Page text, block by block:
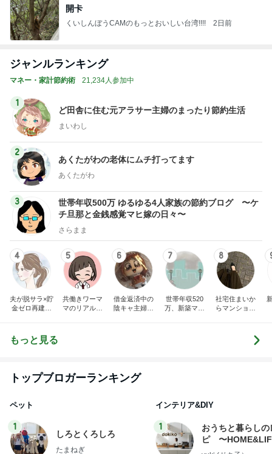
開卡
くいしんぼうCAMのもっとおいしい台湾!!!! 2日前
ジャンルランキング
マネー・家計節約術 21,234人参加中
1
ど田舎に住む元アラサー主婦のまったり節約生活
まいわし
2
あくたがわの老体にムチ打ってます
あくたがわ
3
世帯年収500万 ゆるゆる4人家族の節約ブログ 〜ケ
チ旦那と金銭感覚マヒ嫁の日々〜
さらまま
4
夫が脱サラ×貯
金ゼロ再建｜
5
共働きワーマ
マのリアル日
6
借金返済中の
陰キャ主婦サ
7
世帯年収520
万、新築マン
8
社宅住まいか
らマンション
もっと見る
トップブロガーランキング
ペット
1
しろとくろしろ
たまねぎ
インテリア&DIY
1
おうちと暮らしの
ピ 〜